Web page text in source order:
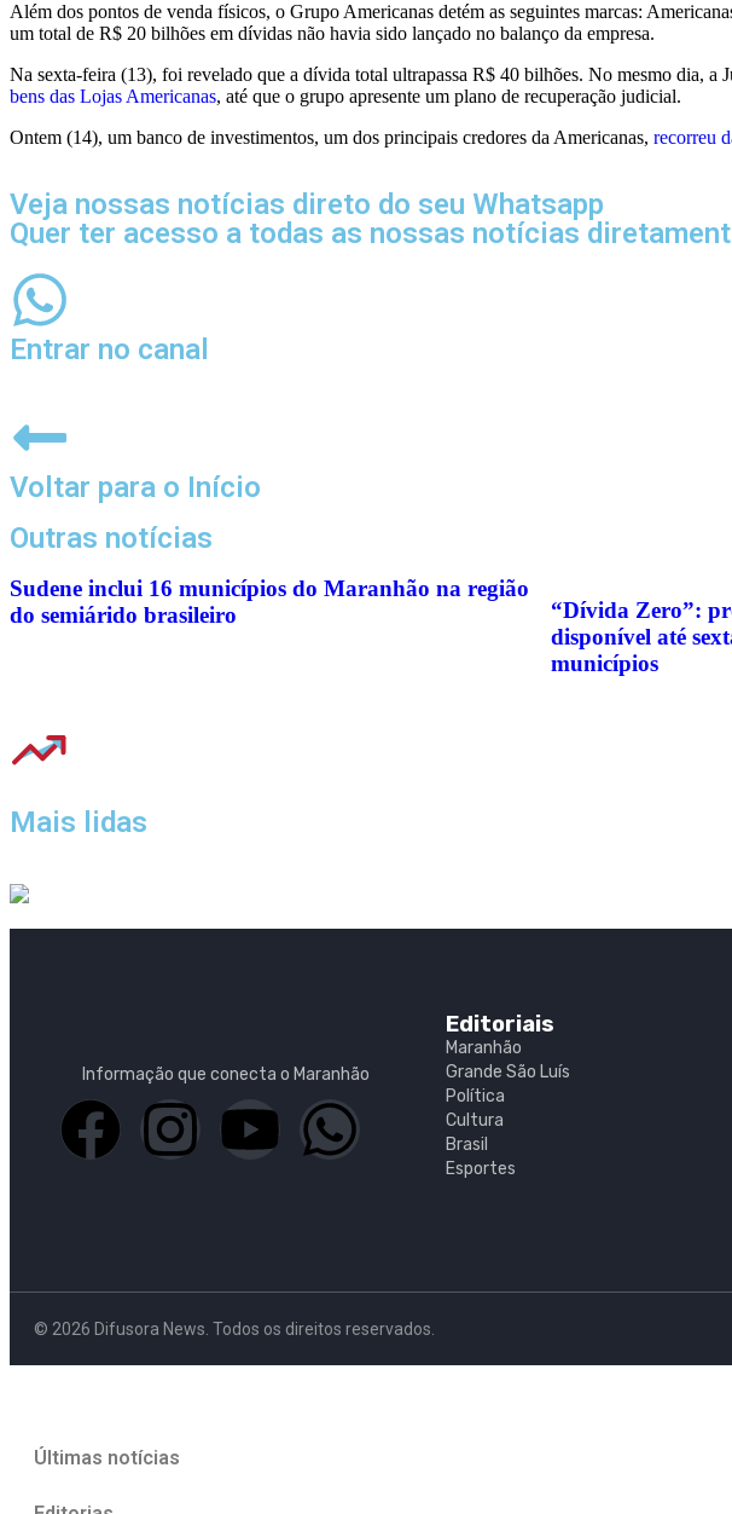
Além dos pontos de venda físicos, o Grupo Americanas detém as seguintes marcas:
um total de R$ 20 bilhões em dívidas não havia sido lançado no balanço da empresa.
Na sexta-feira (13), foi revelado que a dívida total ultrapassa R$ 40 bilhões. No mesmo dia, a
bens das Lojas Americanas, até que o grupo apresente um plano de recuperação judicial.
Ontem (14), um banco de investimentos, um dos principais credores da Americanas, recorreu
Veja nossas notícias direto do seu Whatsapp
Quer ter acesso a todas as nossas notícias
Entrar no canal
Voltar para o Início
Outras notícias
Sudene inclui 16 municípios do Maranhão na região
do semiárido brasileiro
“Dívida Zero”:
disponível até
municípios
Mais lidas
Informação que conecta o Maranhão
Editoriais
Maranhão
Grande São Luís
Política
Cultura
Brasil
Esportes
© 2026 Difusora News. Todos os direitos reservados.
Últimas notícias